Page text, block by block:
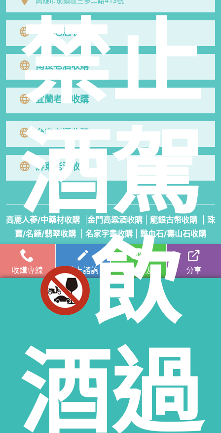
花蓮老酒收購
南投老酒收購
宜蘭老酒收購
台東老酒收購
屏東老酒收購
高麗人蔘/中藥材收購 金門高粱酒收購 龍銀古幣收購
珠
寶/名錶/翡翠收購
名家字畫收購 雞血石/壽山石收購
收購流程 │收購知識庫│線上客服│老酒仙老酒收購
中心 │老酒仙洋酒收購中心
雲林收購專線：0974306620易店長｜門市電話：
3038-389
雲林門市地址：雲林縣虎尾鎮大成五街21號
服務範圍：雲林縣斗南鎮老酒收購、雲林縣大埤鄉酒收購、雲林縣虎尾鎮老酒收
購、雲林縣土庫鄉老酒收購、雲林縣褒忠鄉老酒收購、雲林縣東勢鄉老酒收購、
雲林縣臺西鄉老酒收購、雲林縣崙背鄉老酒收購、雲林縣麥寮鄉老酒收購、雲林
縣斗六市老酒收購、雲林縣林內鄉老酒收購、雲林縣古坑鄉老酒收購、雲林縣荊
桐鄉老酒收購、雲林縣西螺鎮老酒收購、雲林縣二崙鄉老酒收購、雲林縣北港鎮
老酒收購、雲林縣水林鄉老酒收購、雲林縣口湖鄉老酒收購、雲林縣四湖鄉老酒
收購、雲林縣元長鄉老酒收購
收購專線 線上諮詢 加入好友 分享
禁止
酒駕
飲
酒過